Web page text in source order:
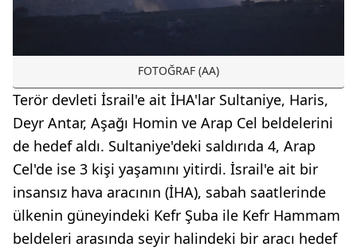
FOTOĞRAF (AA)
Terör devleti İsrail'e ait İHA'lar Sultaniye, Haris,
Deyr Antar, Aşağı Homin ve Arap Cel beldelerini
de hedef aldı. Sultaniye'deki saldırıda 4, Arap
Cel'de ise 3 kişi yaşamını yitirdi. İsrail'e ait bir
insansız hava aracının (İHA), sabah saatlerinde
ülkenin güneyindeki Kefr Şuba ile Kefr Hammam
beldeleri arasında seyir halindeki bir aracı hedef